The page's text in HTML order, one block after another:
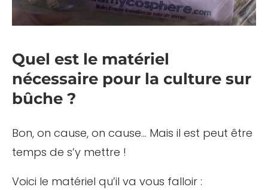
Quel est le matériel
nécessaire pour la culture sur
bûche ?
Bon, on cause, on cause… Mais il est peut être
temps de s’y mettre !
Voici le matériel qu’il va vous falloir :